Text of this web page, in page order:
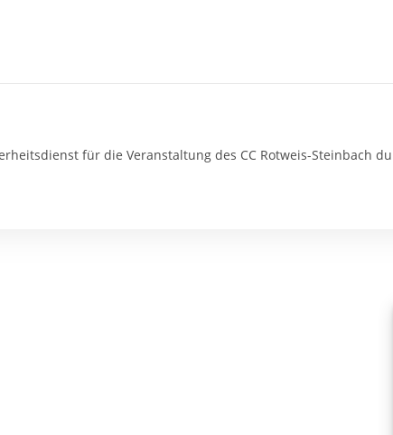
für die Veranstaltung des CC Rotweis-Steinbach